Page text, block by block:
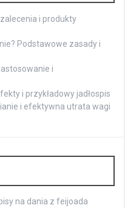
i produkty
Podstawowe zasady i
i
i przykładowy jadłospis
i efektywna utrata wagi
na dania z feijoada